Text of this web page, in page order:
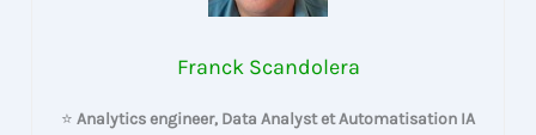
Franck Scandolera
⭐ Analytics engineer, Data Analyst et Automatisation IA